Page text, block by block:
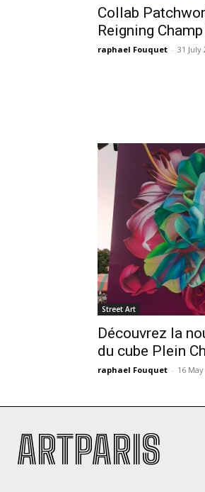
Collab
Reigning
raphael Fouquet - 31 July
Street Art
Découvrez la
du cube Plein
raphael Fouquet - 16
ARTPARIS